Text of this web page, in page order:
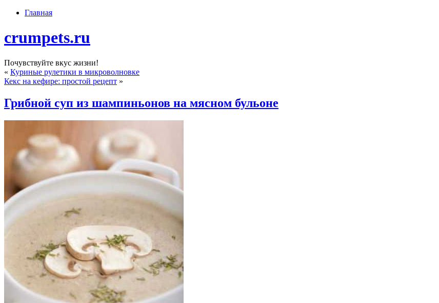
Главная
crumpets.ru
Почувствуйте вкус жизни!
« Куриные рулетики в микроволновке
Кекс на кефире: простой рецепт »
Грибной суп из шампиньонов на мясном бульоне